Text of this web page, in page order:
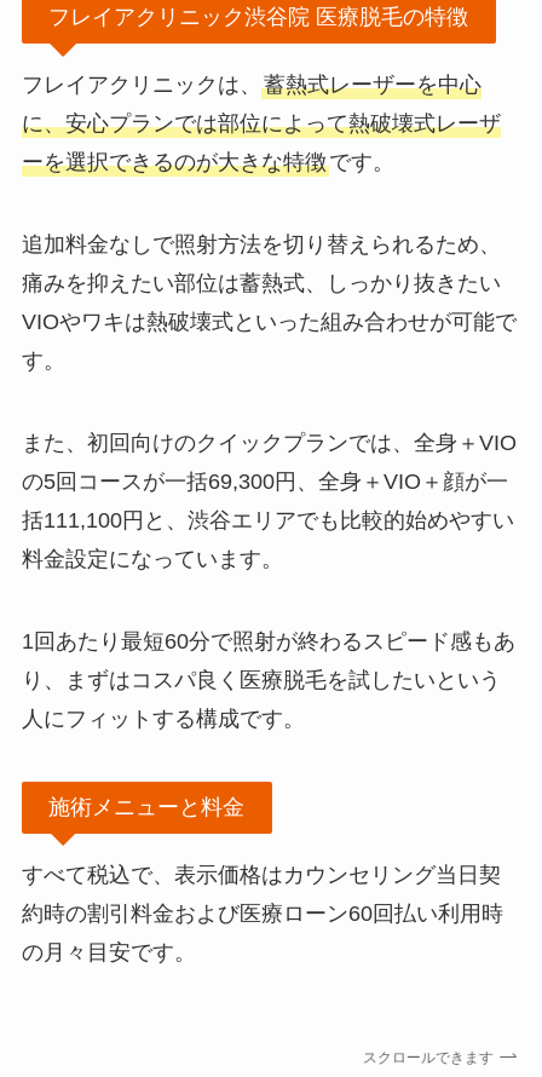
フレイアクリニック渋谷院 医療脱毛の特徴
フレイアクリニックは、 蓄熱式レーザーを中心
に、安心プランでは部位によって熱破壊式レーザ
ーを選択できるのが大きな特徴です。
追加料金なしで照射方法を切り替えられるため、
痛みを抑えたい部位は蓄熱式、しっかり抜きたい
VIOやワキは熱破壊式といった組み合わせが可能で
す。
また、初回向けのクイックプランでは、全身＋VIO
の5回コースが一括69,300円、全身＋VIO＋顔が一
括111,100円と、渋谷エリアでも比較的始めやすい
料金設定になっています。
1回あたり最短60分で照射が終わるスピード感もあ
り、まずはコスパ良く医療脱毛を試したいという
人にフィットする構成です。
施術メニューと料金
すべて税込で、表示価格はカウンセリング当日契
約時の割引料金および医療ローン60回払い利用時
の月々目安です。
スクロールできます